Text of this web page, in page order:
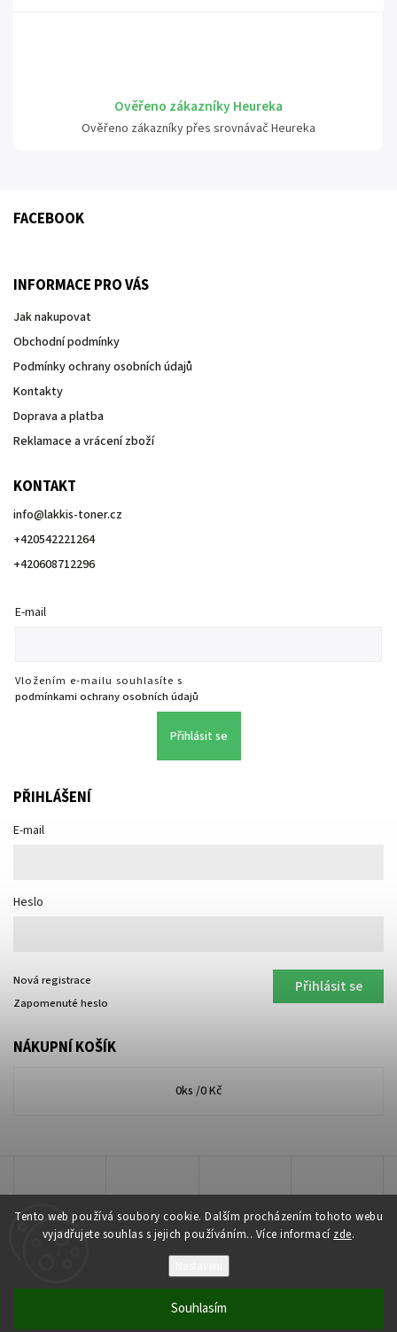
Tento web používá soubory cookie. Dalším procházením tohoto webu
vyjadřujete souhlas s jejich používáním.. Více informací zde.
Souhlasím
Ověřeno zákazníky Heureka
Ověřeno zákazníky přes srovnávač Heureka
FACEBOOK
INFORMACE PRO VÁS
Jak nakupovat
Obchodní podmínky
Podmínky ochrany osobních údajů
Kontakty
Doprava a platba
Reklamace a vrácení zboží
KONTAKT
info@lakkis-toner.cz
+420542221264
+420608712296
E-mail
Vložením e-mailu souhlasíte s
podmínkami ochrany osobních údajů
Přihlásit se
PŘIHLÁŠENÍ
E-mail
Heslo
Přihlásit se
Nová registrace
Zapomenuté heslo
NÁKUPNÍ KOŠÍK
0ks /0 Kč
Lakkis Toner. Všechna práva vyhrazena.